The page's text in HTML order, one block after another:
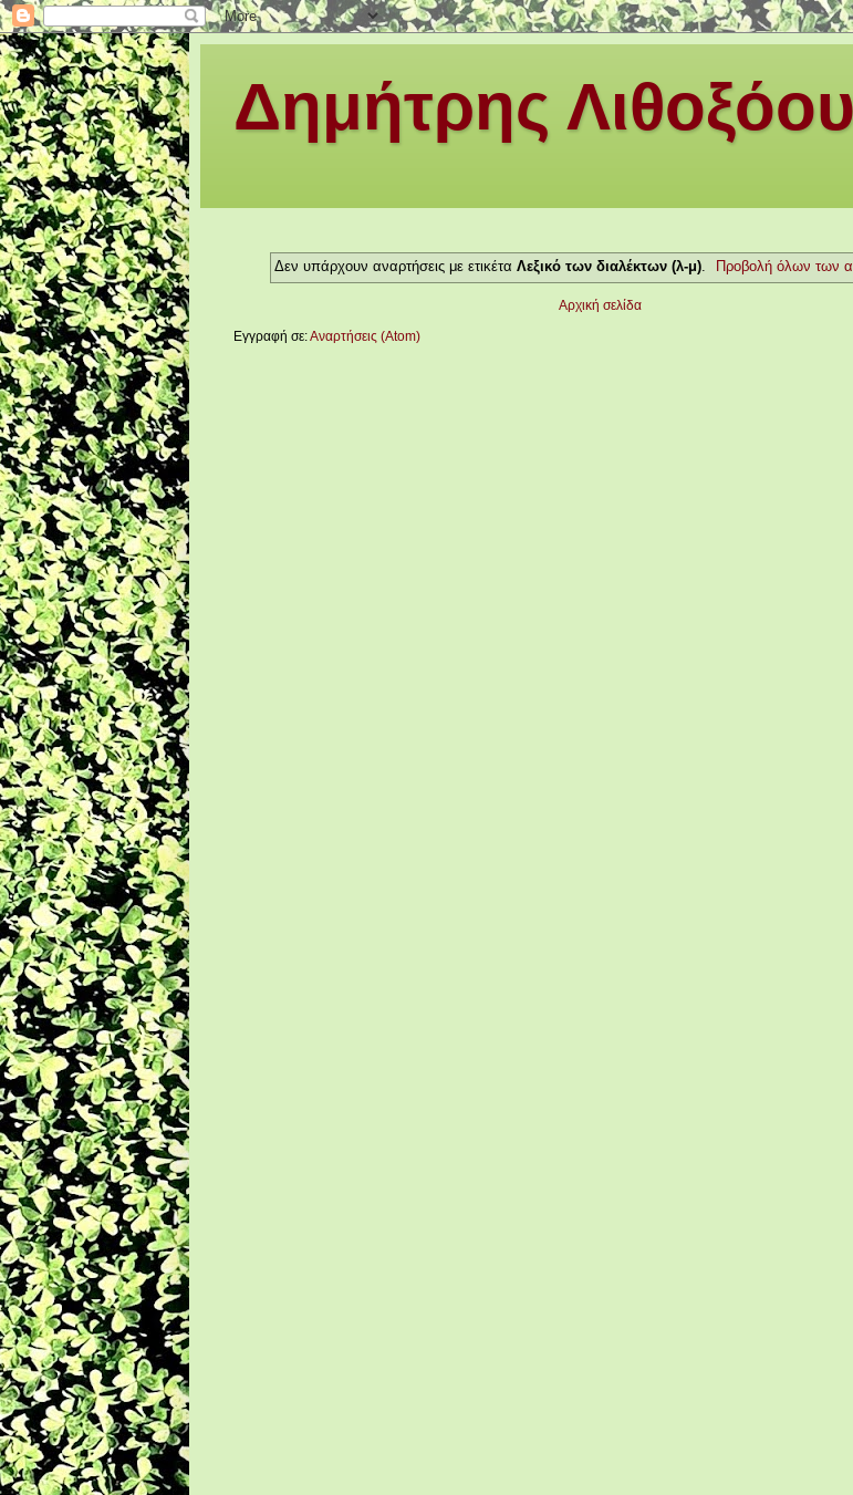
Δημήτρης Λιθοξόου
Δεν υπάρχουν αναρτήσεις με ετικέτα Λεξικό των διαλέκτων (λ-μ). Προβολή όλων των
Αρχική σελίδα
Εγγραφή σε:Αναρτήσεις (Atom)